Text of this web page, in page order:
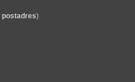
postadres)